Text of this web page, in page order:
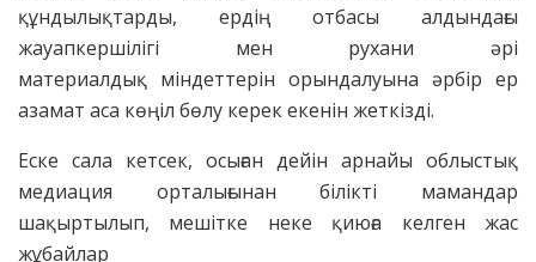
құндылықтарды, ердің отбасы алдындағы
жауапкершілігі мен рухани әрі
материалдық міндеттерін орындалуына әрбір ер
азамат аса көңіл бөлу керек екенін жеткізді.
Еске сала кетсек, осыған дейін арнайы облыстық
медиация орталығынан білікті мамандар
шақыртылып, мешітке неке қиюға келген жас
жұбайлар